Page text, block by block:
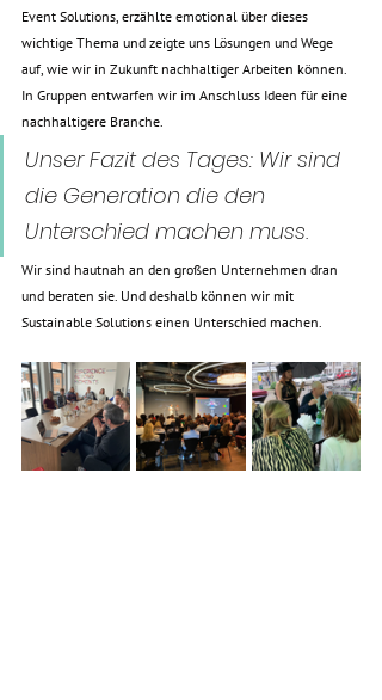
Event Solutions, erzählte emotional über dieses
wichtige Thema und zeigte uns Lösungen und Wege
auf, wie wir in Zukunft nachhaltiger Arbeiten können.
In Gruppen entwarfen wir im Anschluss Ideen für eine
nachhaltigere Branche.
Unser Fazit des Tages: Wir sind
die Generation die den
Unterschied machen muss.
Wir sind hautnah an den großen Unternehmen dran
und beraten sie. Und deshalb können wir mit
Sustainable Solutions einen Unterschied machen.